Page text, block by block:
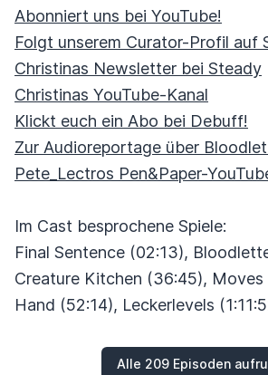
Abonniert uns bei YouTube!
Folgt unserem Curator-Profil auf
Christinas Newsletter bei Steady
Christinas YouTube-Kanal
Klickt euch ein Abo bei Debuff!
Zur Audioreportage über
Pete_Lectros Pen&Paper-
Im Cast besprochene Spiele:
Final Sentence (02:13),
Creature Kitchen (36:45),
Hand (52:14), Leckerlevels
Alle 209 Episoden